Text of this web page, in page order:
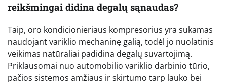
reikšmingai didina degalų sąnaudas?
Taip, oro kondicionieriaus kompresorius yra sukamas
naudojant variklio mechaninę galią, todėl jo nuolatinis
veikimas natūraliai padidina degalų suvartojimą.
Priklausomai nuo automobilio variklio darbinio tūrio,
pačios sistemos amžiaus ir skirtumo tarp lauko bei